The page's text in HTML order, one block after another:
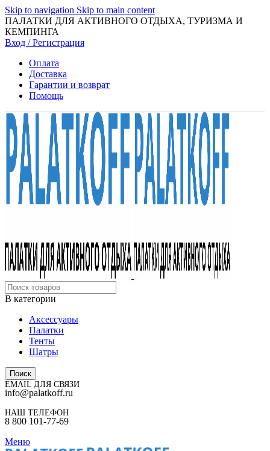
Skip to navigation Skip to main content
ПАЛАТКИ ДЛЯ АКТИВНОГО ОТДЫХА, ТУРИЗМА И
КЕМПИНГА
Вход / Регистрация
Оплата
Доставка
Гарантии и возврат
Помощь
В категории
Аксессуары
Палатки
Тенты
Шатры
Поиск
EMAIL ДЛЯ СВЯЗИ
info@palatkoff.ru
НАШ ТЕЛЕФОН
8 800 101-77-69
Меню